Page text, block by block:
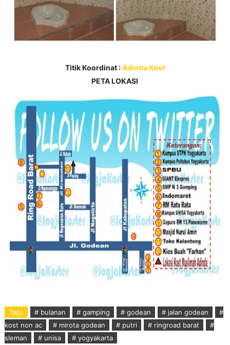
Titik Koordinat :Adinda Kost
PETA LOKASI
Tags # bulanan # gamping # godean # jalan godean
#
kost non ac
# mirota godean # putri # ringroad barat
#
sleman
# unisa # yogyakarta